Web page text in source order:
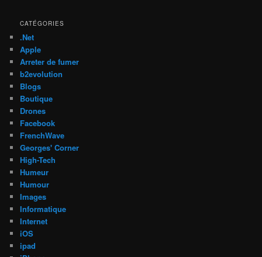
CATÉGORIES
.Net
Apple
Arreter de fumer
b2evolution
Blogs
Boutique
Drones
Facebook
FrenchWave
Georges' Corner
High-Tech
Humeur
Humour
Images
Informatique
Internet
iOS
ipad